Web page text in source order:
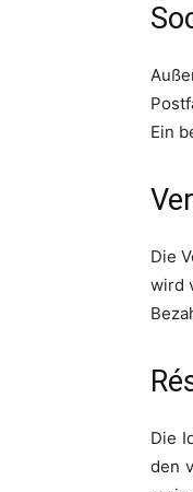
Ein
Die
wird
Die
den